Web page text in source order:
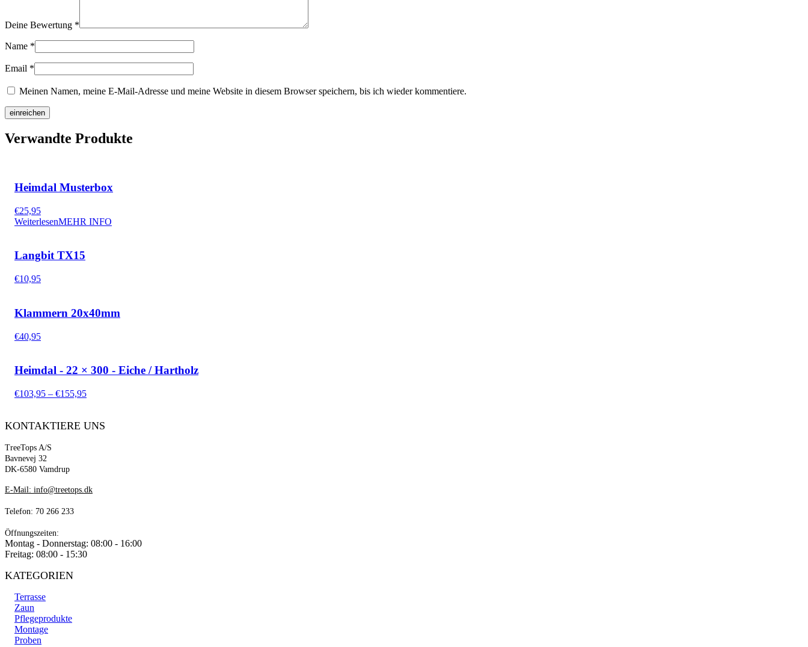
Deine Bewertung *
Name *
Email *
Meinen Namen, meine E-Mail-Adresse und meine Website in diesem Browser speichern, bis ich wieder kommentiere.
Verwandte Produkte
Heimdal Musterbox
€25,95
WeiterlesenMEHR INFO
Langbit TX15
€10,95
Klammern 20x40mm
€40,95
Heimdal - 22 × 300 - Eiche / Hartholz
€103,95 – €155,95Preisspanne:
€155,95
KONTAKTIERE UNS
TreeTops A/S
Bavnevej 32
DK-6580 Vamdrup
E-Mail: info@treetops.dk
Telefon: 70 266 233
Öffnungszeiten:
Montag - Donnerstag: 08:00 - 16:00
Freitag: 08:00 - 15:30
KATEGORIEN
Terrasse
Zaun
Pflegeprodukte
Montage
Proben